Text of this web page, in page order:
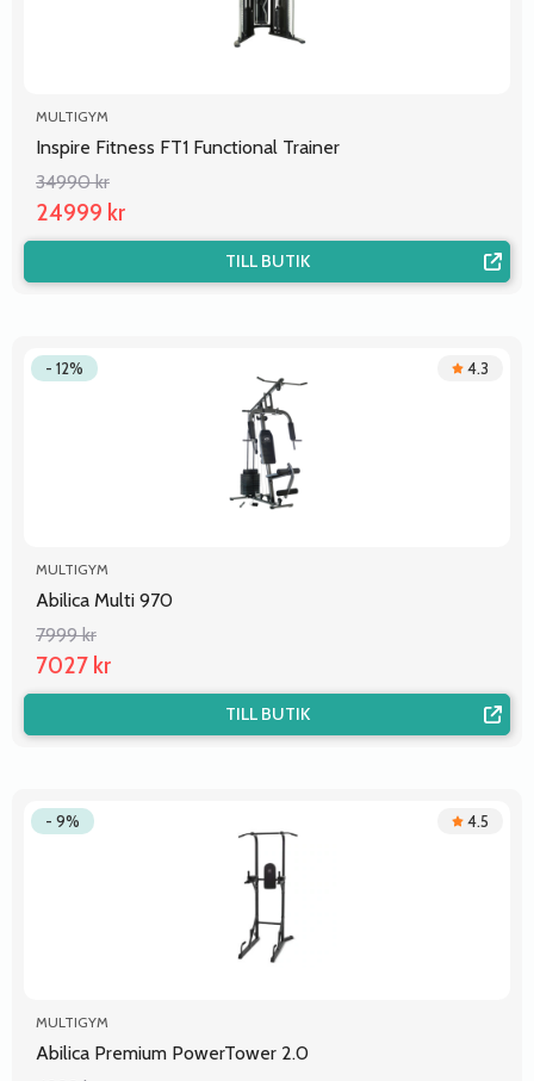
MULTIGYM
Inspire Fitness FT1 Functional Trainer
34990 kr
24999 kr
TILL BUTIK
- 12% 4.3
MULTIGYM
Abilica Multi 970
7999 kr
7027 kr
TILL BUTIK
- 9% 4.5
MULTIGYM
Abilica Premium PowerTower 2.0